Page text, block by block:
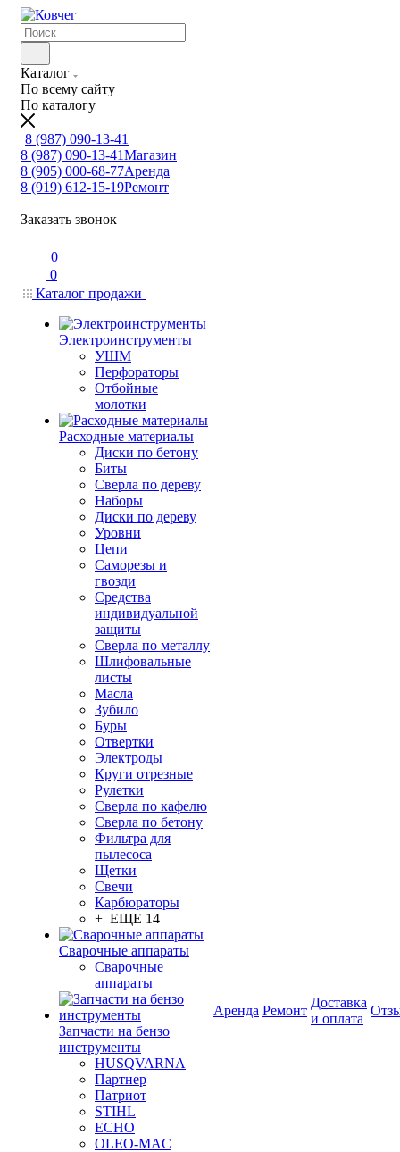
Каталог
По всему сайту
По каталогу
8 (987) 090-13-41
8 (987) 090-13-41Магазин
8 (905) 000-68-77Аренда
8 (919) 612-15-19Ремонт
Заказать звонок
0
0
Каталог продажи
Электроинструменты
УШМ
Перфораторы
Отбойные
молотки
Расходные материалы
Диски по бетону
Биты
Сверла по дереву
Наборы
Диски по дереву
Уровни
Цепи
Саморезы и
гвозди
Средства
индивидуальной
защиты
Сверла по металлу
Шлифовальные
листы
Масла
Зубило
Буры
Отвертки
Электроды
Круги отрезные
Рулетки
Сверла по кафелю
Сверла по бетону
Фильтра для
пылесоса
Щетки
Свечи
Карбюраторы
+ ЕЩЕ 14
Сварочные аппараты
Сварочные
аппараты
Запчасти на бензо
инструменты
HUSQVARNA
Партнер
Патриот
STIHL
ECHO
OLEO-MAC
Аренда Ремонт
Доставка
и оплата